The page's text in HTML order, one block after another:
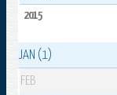
2015
JAN (1)
FEB